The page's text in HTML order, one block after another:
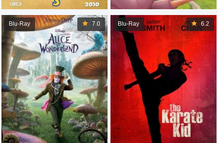
6.2
Blu-Ray
7.0
Blu-Ray